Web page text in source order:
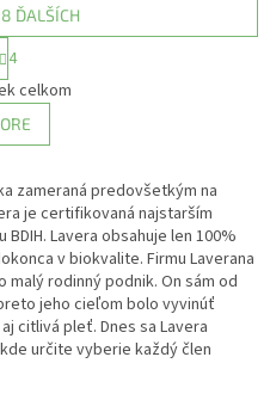
O
v
l
á
a
c
i
e
p
r
v
k
ĎALŠÍCH
S
t
r
á
n
k
v
a
n
i
e
4
celkom
zameraná predovšetkým na
je certifikovaná najstarším
Lavera obsahuje len 100%
v biokvalite. Firmu Laverana
malý rodinný podnik. On sám od
jeho cieľom bolo vyvinúť
citlivá pleť. Dnes sa Lavera
určite vyberie každý člen